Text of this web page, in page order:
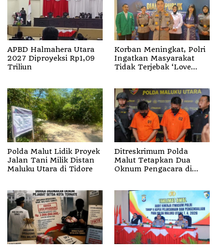
APBD Halmahera Utara
2027 Diproyeksi Rp1,09
Triliun
Korban Meningkat, Polri
Ingatkan Masyarakat
Tidak Terjebak ‘Love
Polda Malut Lidik Proyek
Jalan Tani Milik Distan
Maluku Utara di Tidore
Ditreskrimum Polda
Malut Tetapkan Dua
Oknum Pengacara di